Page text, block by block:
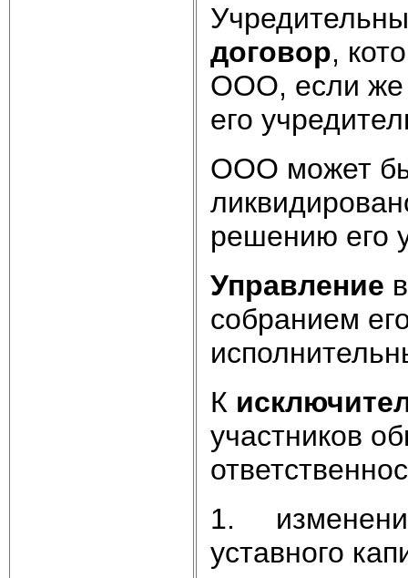
договор,
ООО, если же
его
ООО может
решению его
Управление
собранием
К
участников
1.
уставного